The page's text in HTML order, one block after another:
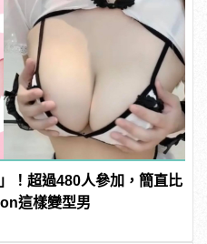
！超過480人參加，簡直比
這樣變型男